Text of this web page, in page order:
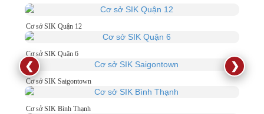
❮
Cơ sở SIK Quận 12
Cơ sở SIK Quận 6
Cơ sở SIK Saigontown
Cơ sở SIK Bình Thạnh
❯